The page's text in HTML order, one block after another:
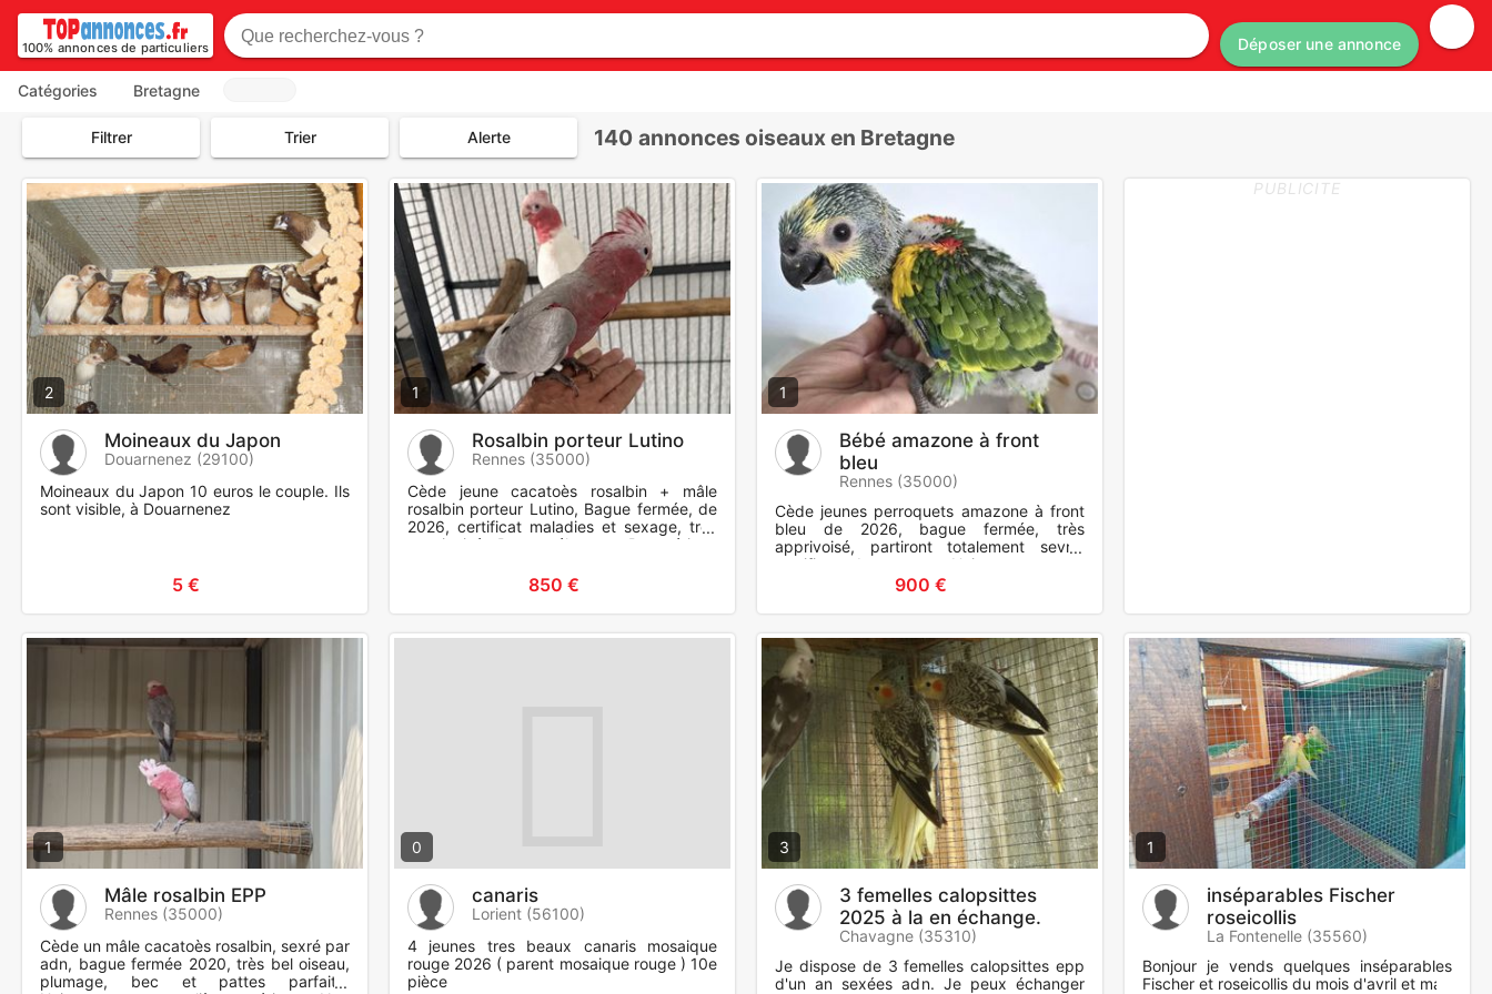
100% annonces de particuliers Déposer une annonce
Catégories Bretagne
Filtrer Trier Alerte 140 annonces oiseaux en Bretagne
2
Moineaux du Japon
Douarnenez (29100)
Moineaux du Japon 10 euros le couple. Ils
sont visible, à Douarnenez
5 €
1
Rosalbin porteur Lutino
Rennes (35000)
Cède jeune cacatoès rosalbin + mâle
rosalbin porteur Lutino, Bague fermée, de
2026, certificat maladies et sexage, très
apprivoisé. Propre élevage. Pas sérieux
850 €
1
Bébé amazone à front
bleu
Rennes (35000)
Cède jeunes perroquets amazone à front
bleu de 2026, bague fermée, très
apprivoisé, partiront totalement sevré,
certificat de sexage. Uniquement pour
personne sérieuse. Premier c
900 €
PUBLICITE
1
Mâle rosalbin EPP
Rennes (35000)
Cède un mâle cacatoès rosalbin, sexré par
adn, bague fermée 2020, très bel oiseau,
plumage, bec et pattes parfaite.
0
canaris
Lorient (56100)
4 jeunes tres beaux canaris mosaique
rouge 2026 ( parent mosaique rouge ) 10e
pièce
3
3 femelles calopsittes
2025 à la en échange.
Chavagne (35310)
Je dispose de 3 femelles calopsittes epp
d'un an sexées adn. Je peux échanger
1
inséparables Fischer
roseicollis
La Fontenelle (35560)
Bonjour je vends quelques inséparables
Fischer et roseicollis du mois d'avril et mai